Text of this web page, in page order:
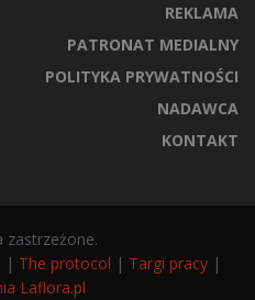
REKLAMA
PATRONAT MEDIALNY
POLITYKA PRYWATNOŚCI
NADAWCA
KONTAKT
zastrzeżone.
| The protocol | Targi pracy |
Laflora.pl